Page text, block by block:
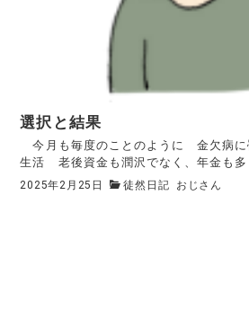
選択と結果
今月も毎度のことのように 金欠病に
生活 老後資金も潤沢でなく、年金も多
2025年2月25日 徒然日記 おじさん